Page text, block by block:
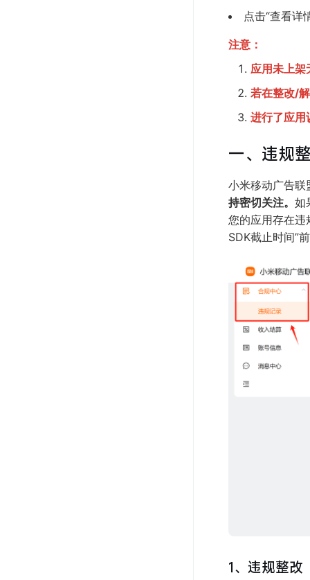
点击“查看详
注意：
应用未上架
若在整改/
进行了应用
一、违规
小米移动广告联
持密切关注。 如
您的应用存在违
SDK截止时间”
1、违规整改